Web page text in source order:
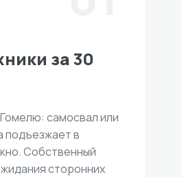
за 30
самосвал или
подъезжает в
Собственный
сторонних